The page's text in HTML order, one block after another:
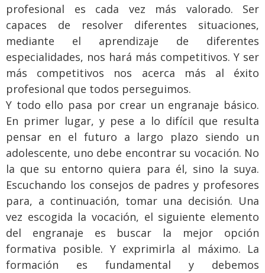
profesional es cada vez más valorado. Ser
capaces de resolver diferentes situaciones,
mediante el aprendizaje de diferentes
especialidades, nos hará más competitivos. Y ser
más competitivos nos acerca más al éxito
profesional que todos perseguimos.
Y todo ello pasa por crear un engranaje básico.
En primer lugar, y pese a lo difícil que resulta
pensar en el futuro a largo plazo siendo un
adolescente, uno debe encontrar su vocación. No
la que su entorno quiera para él, sino la suya.
Escuchando los consejos de padres y profesores
para, a continuación, tomar una decisión. Una
vez escogida la vocación, el siguiente elemento
del engranaje es buscar la mejor opción
formativa posible. Y exprimirla al máximo. La
formación es fundamental y debemos